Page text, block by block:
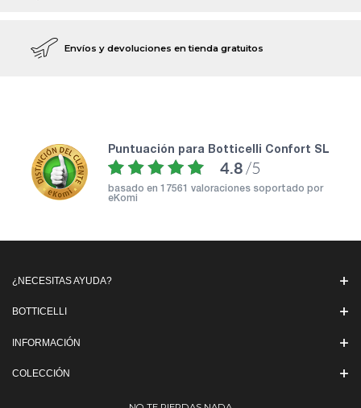
Envíos y devoluciones en tienda gratuitos
puntuación para Botticelli Confort SL
4.8 /5
basado en 17561 valoraciones soportado por
eKomi
¿NECESITAS AYUDA?
BOTTICELLI
INFORMACIÓN
COLECCIÓN